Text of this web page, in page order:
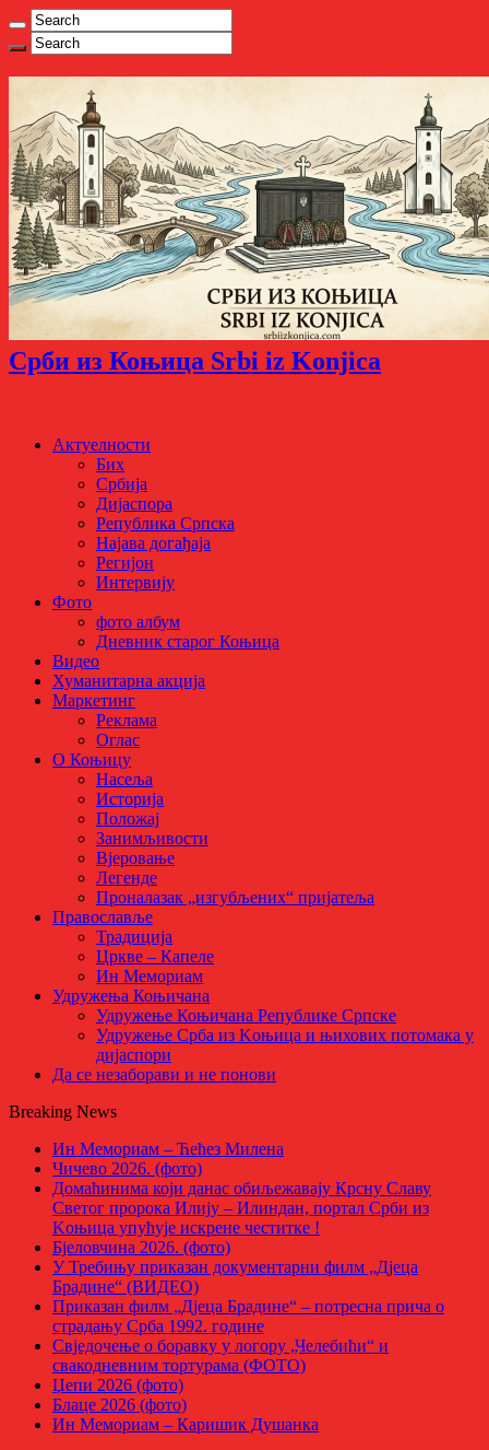
Срби из Коњица Srbi iz Konjica
Актуелности
Бих
Србија
Дијаспора
Република Српска
Најава догађаја
Регијон
Интервију
Фото
фото албум
Дневник старог Коњица
Видео
Хуманитарна акција
Маркетинг
Реклама
Оглас
О Коњицу
Насеља
Историја
Положај
Занимљивости
Вјеровање
Легенде
Проналазак „изгубљених“ пријатеља
Православље
Традиција
Цркве – Капеле
Ин Мемориам
Удружења Коњичана
Удружење Коњичана Републике Српске
Удружење Срба из Kоњица и њихових потомака у
дијаспори
Да се незаборави и не понови
Breaking News
Ин Мемориам – Ћећез Милена
Чичево 2026. (фото)
Домаћинима који данас обиљежавају Крсну Славу
Светог пророка Илију – Илиндан, портал Срби из
Kоњица упућује искрене честитке !
Бјеловчина 2026. (фото)
У Требињу приказан документарни филм „Дјеца
Брадине“ (ВИДЕО)
Приказан филм „Дјеца Брадине“ – потресна прича о
страдању Срба 1992. године
Свједочење о боравку у логору „Челебићи“ и
свакодневним тортурама (ФОТО)
Џепи 2026 (фото)
Блаце 2026 (фото)
Ин Мемориам – Каришик Душанка